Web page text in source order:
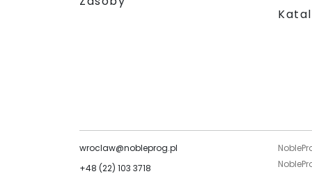
wroclaw@nobleprog.pl
+48 (22) 103 3718